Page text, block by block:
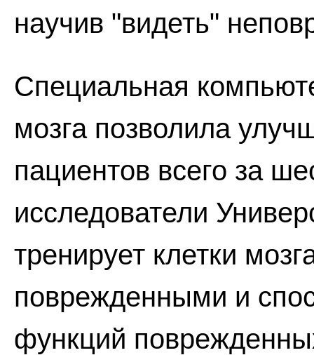
научив "видеть"
Специальная
мозга позволила
пациентов всего за
исследователи
тренирует клетки
поврежденными и
функций